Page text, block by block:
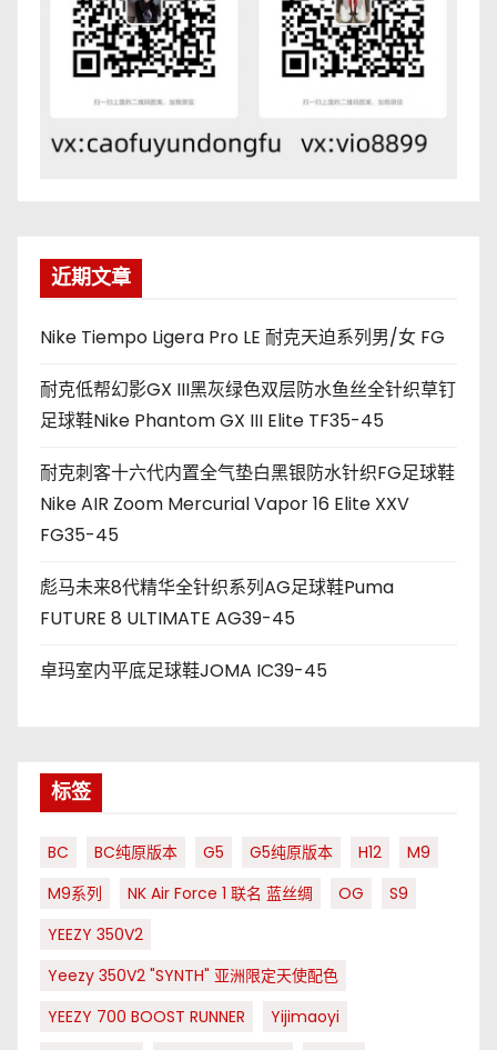
近期文章
Nike Tiempo Ligera Pro LE 耐克天迫系列男/女 FG
耐克低帮幻影GX III黑灰绿色双层防水鱼丝全针织草钉
足球鞋Nike Phantom GX III Elite TF35-45
耐克刺客十六代内置全气垫白黑银防水针织FG足球鞋
Nike AIR Zoom Mercurial Vapor 16 Elite XXV
FG35-45
彪马未来8代精华全针织系列AG足球鞋Puma
FUTURE 8 ULTIMATE AG39-45
卓玛室内平底足球鞋JOMA IC39-45
标签
BC BC纯原版本 G5 G5纯原版本 H12
M9
M9系列
NK Air Force 1 联名 蓝丝绸 OG
S9
YEEZY 350V2
Yeezy 350V2 "SYNTH" 亚洲限定天使配色
YEEZY 700 BOOST RUNNER
Yijimaoyi